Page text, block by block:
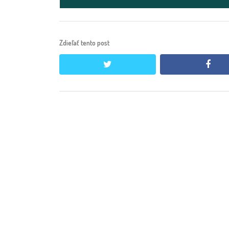
Zdieľať tento post
twitter